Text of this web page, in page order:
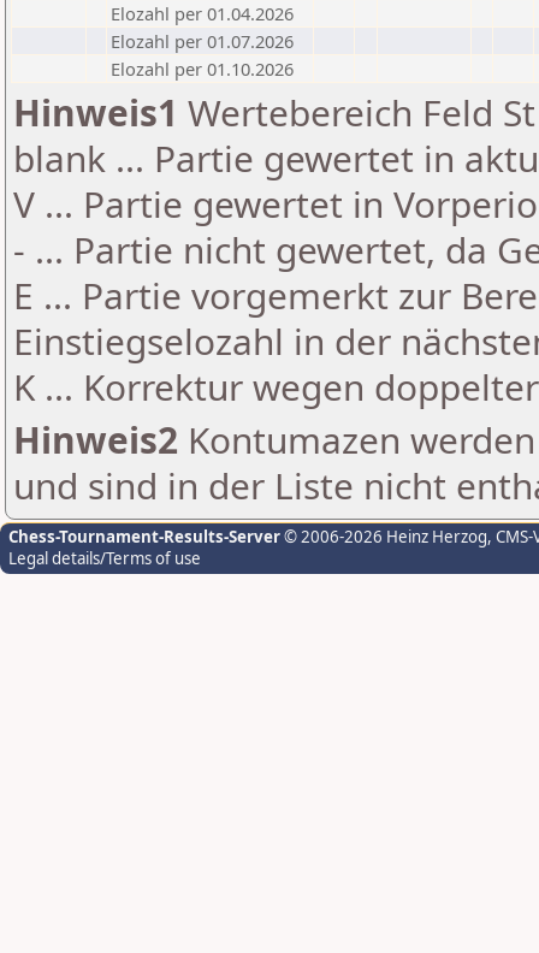
Elozahl per 01.04.2026
Elozahl per 01.07.2026
Elozahl per 01.10.2026
Hinweis1 Wertebereich Feld
blank ... Partie gewertet in
V ... Partie gewertet in
- ... Partie nicht gewertet, da
E ... Partie vorgemerkt zur
Einstiegselozahl in der
K ... Korrektur wegen
Hinweis2 Kontumazen
und sind in der Liste nicht
Chess-Tournament-Results-Server© 2006-2026 Heinz Herzog,
Legal details/Terms of use